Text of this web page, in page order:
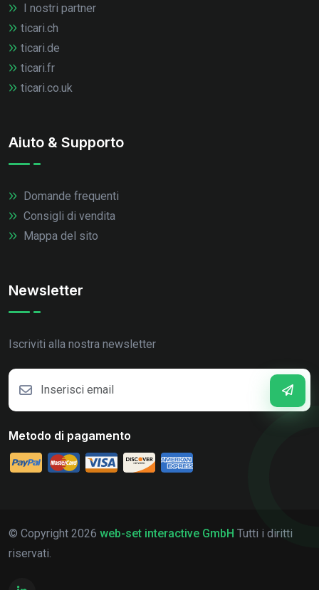
I nostri partner
ticari.ch
ticari.de
ticari.fr
ticari.co.uk
Aiuto & Supporto
Domande frequenti
Consigli di vendita
Mappa del sito
Newsletter
Iscriviti alla nostra newsletter
Metodo di pagamento
© Copyright 2026 web-set interactive GmbH Tutti i diritti
riservati.